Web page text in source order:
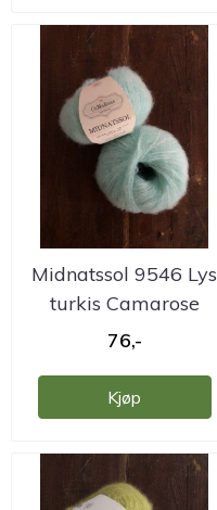
Midnatssol 9546 Lys
turkis Camarose
76,-
Kjøp